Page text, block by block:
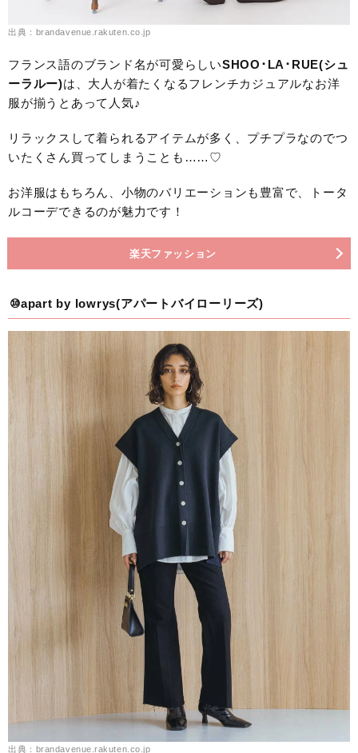
出典：brandavenue.rakuten.co.jp
フランス語のブランド名が可愛らしいSHOO･LA･RUE(シュ
ーラルー)は、大人が着たくなるフレンチカジュアルなお洋
服が揃うとあって人気♪
リラックスして着られるアイテムが多く、プチプラなのでつ
いたくさん買ってしまうことも……♡
お洋服はもちろん、小物のバリエーションも豊富で、トータ
ルコーデできるのが魅力です！
楽天ファッション
⑩apart by lowrys(アパートバイローリーズ)
出典：brandavenue.rakuten.co.jp